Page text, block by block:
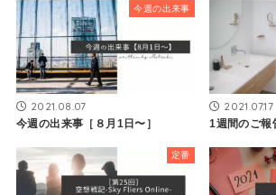
今週の出来事
2021.08.07
今週の出来事［８月1日〜］
2021.07.17
1週間のご報
定番